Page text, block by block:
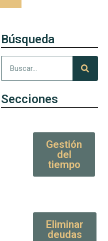
Búsqueda
Secciones
Gestión
del
tiempo
Eliminar
deudas